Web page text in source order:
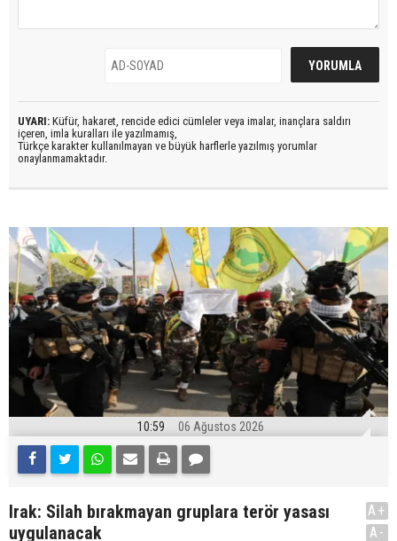
UYARI: Küfür, hakaret, rencide edici cümleler veya imalar, inançlara saldırı
içeren, imla kuralları ile yazılmamış,
Türkçe karakter kullanılmayan ve büyük harflerle yazılmış yorumlar
onaylanmamaktadır.
10:59 06 Ağustos 2026
Irak: Silah bırakmayan gruplara terör yasası
uygulanacak
A+
A-